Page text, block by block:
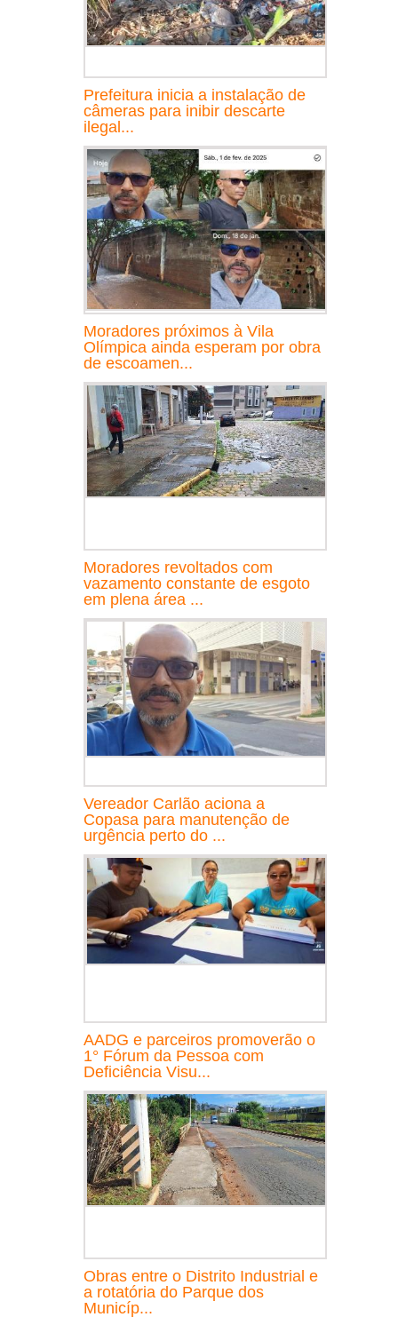
Prefeitura inicia a instalação de
câmeras para inibir descarte
ilegal...
Moradores próximos à Vila
Olímpica ainda esperam por obra
de escoamen...
Moradores revoltados com
vazamento constante de esgoto
em plena área ...
Vereador Carlão aciona a
Copasa para manutenção de
urgência perto do ...
AADG e parceiros promoverão o
1° Fórum da Pessoa com
Deficiência Visu...
Obras entre o Distrito Industrial e
a rotatória do Parque dos
Municíp...